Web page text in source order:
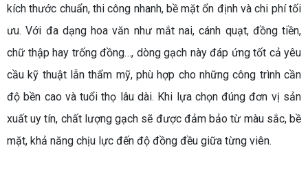
kích thước chuẩn, thi công nhanh, bề mặt ổn định và chi phí tối
ưu. Với đa dạng hoa văn như mắt nai, cánh quạt, đồng tiền,
chữ thập hay trống đồng…, dòng gạch này đáp ứng tốt cả yêu
cầu kỹ thuật lẫn thẩm mỹ, phù hợp cho những công trình cần
độ bền cao và tuổi thọ lâu dài. Khi lựa chọn đúng đơn vị sản
xuất uy tín, chất lượng gạch sẽ được đảm bảo từ màu sắc, bề
mặt, khả năng chịu lực đến độ đồng đều giữa từng viên.